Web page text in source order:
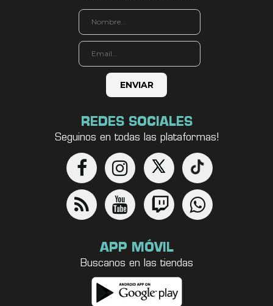
REDES SOCIALES
Seguinos en todas las plataformas!
APP MÓVIL
Buscanos en las tiendas